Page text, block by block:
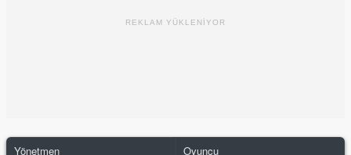
REKLAM YÜKLENİYOR
Yönetmen
Oyuncu